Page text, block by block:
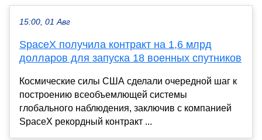
15:00, 01 Авг
SpaceX получила контракт на 1,6 млрд
долларов для запуска 18 военных спутников
Космические силы США сделали очередной шаг к
построению всеобъемлющей системы
глобального наблюдения, заключив с компанией
SpaceX рекордный контракт ...